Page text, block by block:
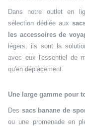
Dans notre outlet en
sélection dédiée aux
les accessoires de
légers, ils sont la
avec eux l'essentiel de
qu'en déplacement.
Une large gamme pour
Des sacs banane de
ou une promenade en